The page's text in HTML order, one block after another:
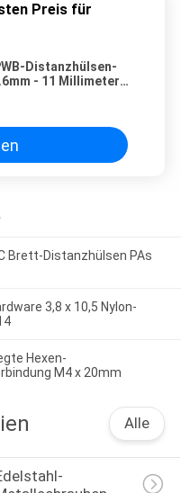
Preis für
Distanzhülsen-
- 11 Millimeter
Brett-Distanzhülsen PAs
3,8 x 10,5 Nylon-
Hexen-
M4 x 20mm
Alle